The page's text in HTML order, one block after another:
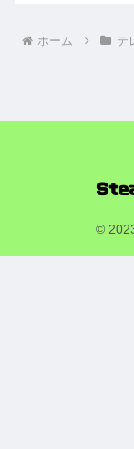
ホーム テ
©